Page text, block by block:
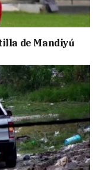
de Mandiyú